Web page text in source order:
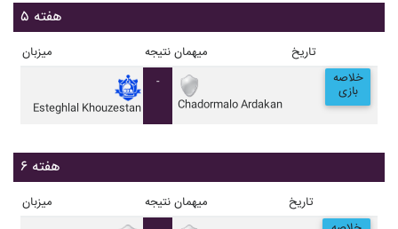
هفته ۵
میزبان نتیجه میهمان تاریخ
Esteghlal Khouzestan
-
Chadormalo Ardakan
خلاصه
بازی
هفته ۶
میزبان نتیجه میهمان تاریخ